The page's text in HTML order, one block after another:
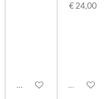
In winkelwagen
€ 24,00
Uitverkocht